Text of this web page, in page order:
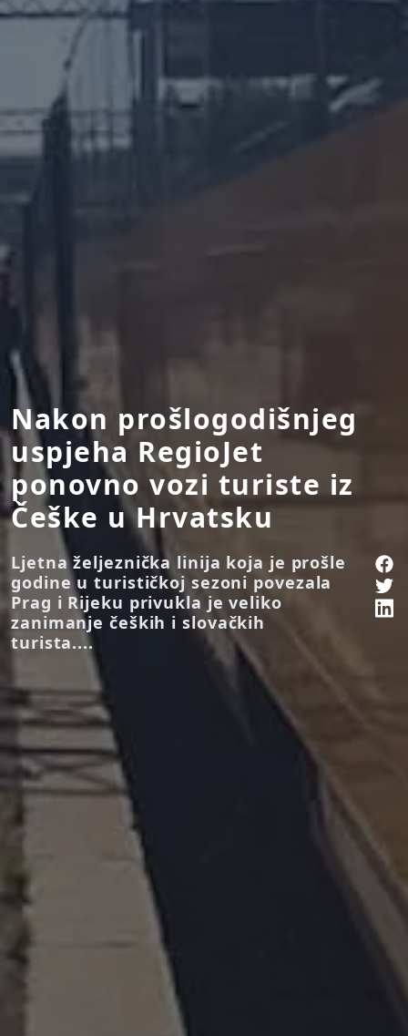
Nakon prošlogodišnjeg
uspjeha RegioJet
ponovno vozi turiste iz
Češke u Hrvatsku
Ljetna željeznička linija koja je prošle
godine u turističkoj sezoni povezala
Prag i Rijeku privukla je veliko
zanimanje čeških i slovačkih
turista....